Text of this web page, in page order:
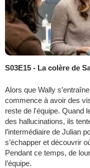
S03E15 - La colère de
Alors que Wally
commence à avoir des
reste de l'équipe. Quand
des hallucinations, ils
l’intermédiaire de Julian
s’échapper et découvrir
Pendant ce temps, de
l’équipe.